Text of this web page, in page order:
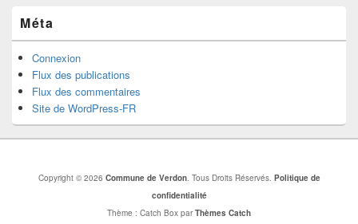
Méta
Connexion
Flux des publications
Flux des commentaires
Site de WordPress-FR
Copyright © 2026 Commune de Verdon. Tous Droits Réservés. Politique de
confidentialité
Thème : Catch Box parThèmes Catch